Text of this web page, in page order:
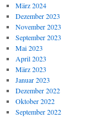
März 2024
Dezember 2023
November 2023
September 2023
Mai 2023
April 2023
März 2023
Januar 2023
Dezember 2022
Oktober 2022
September 2022